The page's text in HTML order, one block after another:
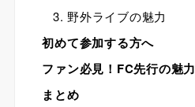
3. 野外ライブの魅力
初めて参加する方へ
ファン必見！FC先行の魅力
まとめ